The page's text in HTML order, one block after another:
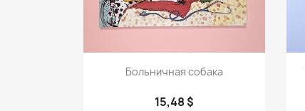
Просмотр
Больничная собака
15,48 $